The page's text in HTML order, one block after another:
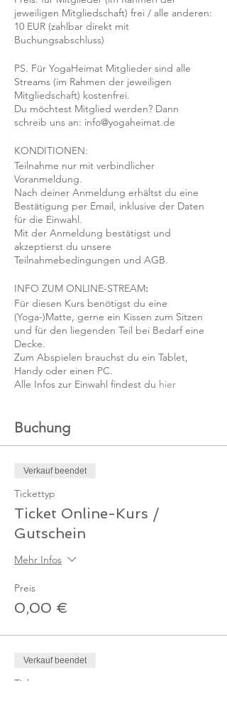
jeweiligen Mitgliedschaft) frei / alle anderen:
10 EUR (zahlbar direkt mit
Buchungsabschluss)
PS. Für YogaHeimat Mitglieder sind alle
Streams (im Rahmen der jeweiligen
Mitgliedschaft) kostenfrei.
Du möchtest Mitglied werden? Dann
schreib uns an: info@yogaheimat.de
KONDITIONEN:
Teilnahme nur mit verbindlicher
Voranmeldung.
Nach deiner Anmeldung erhältst du eine
Bestätigung per Email, inklusive der Daten
für die Einwahl.
Mit der Anmeldung bestätigst und
akzeptierst du unsere
Teilnahmebedingungen und AGB.
INFO ZUM ONLINE-STREAM:
Für diesen Kurs benötigst du eine
(Yoga-)Matte, gerne ein Kissen zum Sitzen
und für den liegenden Teil bei Bedarf eine
Decke.
Zum Abspielen brauchst du ein Tablet,
Handy oder einen PC.
Alle Infos zur Einwahl findest du hier
Buchung
Verkauf beendet
Tickettyp
Ticket Online-Kurs /
Gutschein
Mehr Infos
Preis
0,00 €
Verkauf beendet
Tickettyp